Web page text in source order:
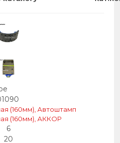
(160мм), Автоштамп
(160мм), АККОР
6
20